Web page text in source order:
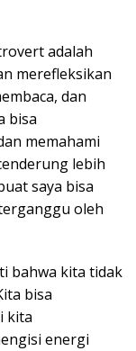
adalah
merefleksikan
dan
bisa
memahami
lebih
saya bisa
oleh
bahwa kita tidak
bisa
kita
energi